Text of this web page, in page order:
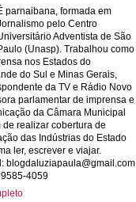
parnaibana, formada em
pelo Centro
Adventista de São
(Unasp). Trabalhou como
nos Estados do
do Sul e Minas Gerais,
da TV e Rádio Novo
parlamentar de imprensa e
da Câmara Municipal
realizar cobertura de
das Indústrias do Estado
ler, escrever e viajar.
blogdaluziapaula@gmail.com
4059